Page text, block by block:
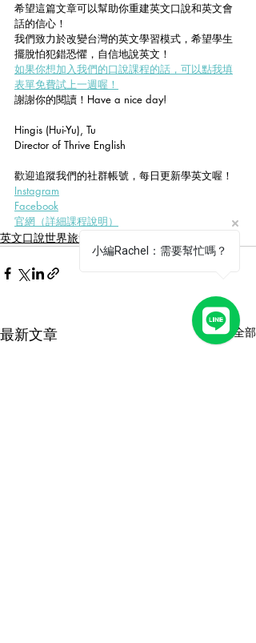
希望這篇文章可以幫助你重建英文口說和英文會
話的信心！
我們致力於改變台灣的英文學習模式，希望學生
擺脫怕犯錯恐懼，自信地說英文！
如果你想加入我們的口說課程的話，可以點我填
表單免費試上一週喔！
謝謝你的閱讀！Have a nice day!
Hingis (Hui-Yu), Tu
Director of Thrive English
歡迎追蹤我們的社群帳號，每日更新學英文喔！
Instagram
Facebook
官網（詳細課程說明）
英文口說世界旅遊趣事！
最新文章 查看全部
小編Rachel：需要幫忙嗎？